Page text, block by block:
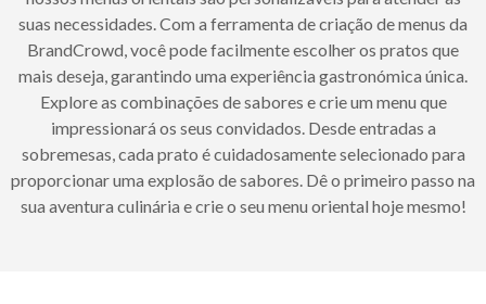
suas necessidades. Com a ferramenta de criação de menus da
BrandCrowd, você pode facilmente escolher os pratos que
mais deseja, garantindo uma experiência gastronómica única.
Explore as combinações de sabores e crie um menu que
impressionará os seus convidados. Desde entradas a
sobremesas, cada prato é cuidadosamente selecionado para
proporcionar uma explosão de sabores. Dê o primeiro passo na
sua aventura culinária e crie o seu menu oriental hoje mesmo!